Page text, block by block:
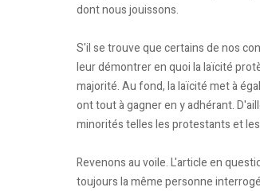
dont nous jouissons.
S'il se trouve que certains de nos
leur démontrer en quoi la laïcité
majorité. Au fond, la laïcité met à
ont tout à gagner en y adhérant.
minorités telles les protestants et
Revenons au voile. L'article en
toujours la même personne